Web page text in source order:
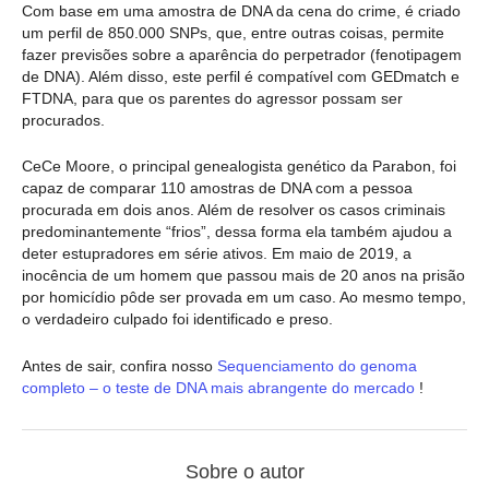
Com base em uma amostra de DNA da cena do crime, é criado
um perfil de 850.000 SNPs, que, entre outras coisas, permite
fazer previsões sobre a aparência do perpetrador (fenotipagem
de DNA). Além disso, este perfil é compatível com GEDmatch e
FTDNA, para que os parentes do agressor possam ser
procurados.
CeCe Moore, o principal genealogista genético da Parabon, foi
capaz de comparar 110 amostras de DNA com a pessoa
procurada em dois anos. Além de resolver os casos criminais
predominantemente “frios”, dessa forma ela também ajudou a
deter estupradores em série ativos. Em maio de 2019, a
inocência de um homem que passou mais de 20 anos na prisão
por homicídio pôde ser provada em um caso. Ao mesmo tempo,
o verdadeiro culpado foi identificado e preso.
Antes de sair, confira nosso Sequenciamento do genoma
completo – o teste de DNA mais abrangente do mercado !
Sobre o autor